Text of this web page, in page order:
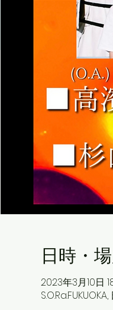
日時・
2023年3月10日